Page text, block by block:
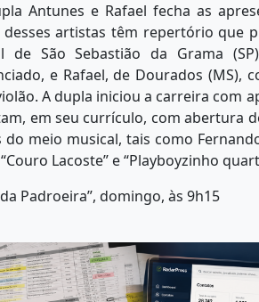
Antunes e Rafael fecha as
artistas têm repertório que
de São Sebastião da Grama
e Rafael, de Dourados (MS),
A dupla iniciou a carreira com
em seu currículo, com abertura
do meio musical, tais como
Lacoste” e “Playboyzinho
Padroeira”, domingo, às 9h15